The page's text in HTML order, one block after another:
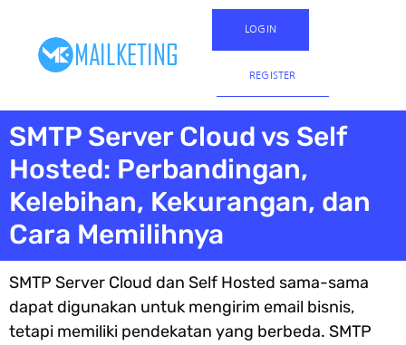
LOGIN
REGISTER
SMTP Server Cloud vs Self
Hosted: Perbandingan,
Kelebihan, Kekurangan, dan
Cara Memilihnya
SMTP Server Cloud dan Self Hosted sama-sama
dapat digunakan untuk mengirim email bisnis,
tetapi memiliki pendekatan yang berbeda. SMTP